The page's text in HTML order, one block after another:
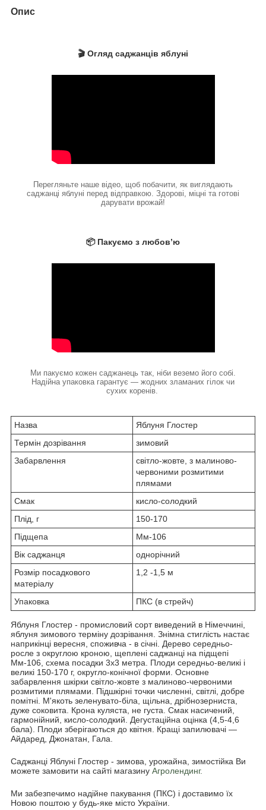
Опис
🎬 Огляд саджанців яблуні
Перегляньте наше відео, щоб побачити, як виглядають
саджанці яблуні перед відправкою. Здорові, міцні та готові
дарувати врожай!
📦 Пакуємо з любов’ю
Ми пакуємо кожен саджанець так, ніби веземо його собі.
Надійна упаковка гарантує — жодних зламаних гілок чи
сухих коренів.
Назва
Яблуня Глостер
Термін дозрівання
зимовий
Забарвлення
світло-жовте, з малиново-
червоними розмитими
плямами
Смак
кисло-солодкий
Плід, г
150-170
Підщепа
Мм-106
Вік саджанця
однорічний
Розмір посадкового
матеріалу
1,2 -1,5 м
Упаковка ПКС (в стрейч)
Яблуня Глостер - промисловий сорт виведений в Німеччині,
яблуня зимового терміну дозрівання. Знімна стиглість настає
наприкінці вересня, споживча - в січні. Дерево середньо-
росле з округлою кроною, щеплені саджанці на підщепі
Мм-106, схема посадки 3х3 метра. Плоди середньо-великі і
великі 150-170 г, округло-конічної форми. Основне
забарвлення шкірки світло-жовте з малиново-червоними
розмитими плямами. Підшкірні точки численні, світлі, добре
помітні. М'якоть зеленувато-біла, щільна, дрібнозерниста,
дуже соковита. Крона куляста, не густа. Смак насичений,
гармонійний, кисло-солодкий. Дегустаційна оцінка (4,5-4,6
бала). Плоди зберігаються до квітня. Кращі запилювачі —
Айдаред, Джонатан, Гала.
Саджанці Яблуні Глостер - зимова, урожайна, зимостійка Ви
можете замовити на сайті магазину Агролендинг.
Ми забезпечимо надійне пакування (ПКС) і доставимо їх
Новою поштою у будь-яке місто України.